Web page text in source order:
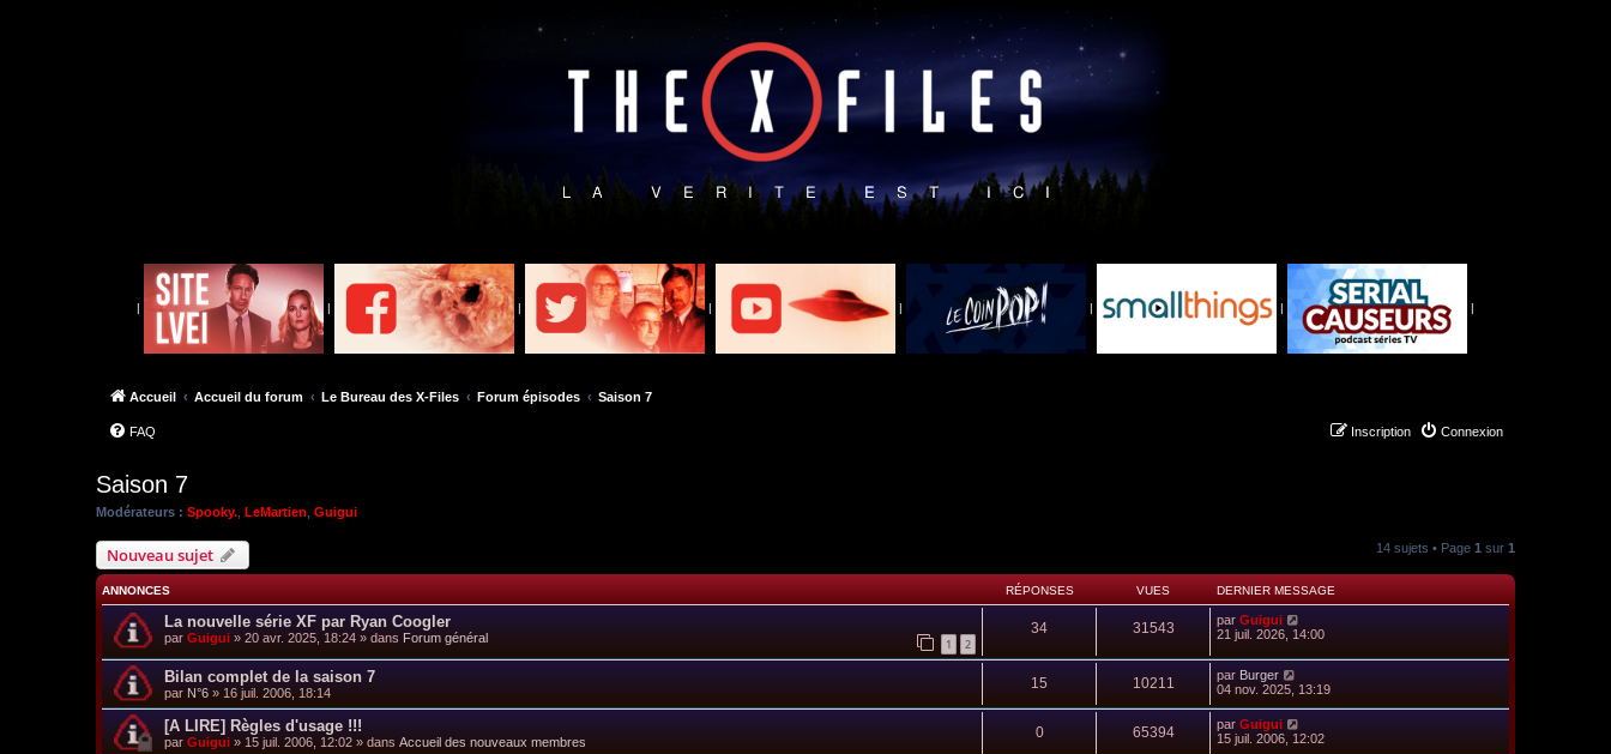
| | | | | | | |
Accueil Accueil du forum Le Bureau des X-Files Forum épisodes Saison 7
FAQ Connexion
Inscription
Saison 7
Modérateurs : Spooky. LeMartien Guigui
Nouveau sujet 14 sujets • Page 1 sur 1
ANNONCES RÉPONSES VUES DERNIER MESSAGE
La nouvelle série XF par Ryan Coogler
par Guigui » 20 avr. 2025, 18:24 » dans Forum général 1 2
34 31543 par Guigui
21 juil. 2026, 14:00
Bilan complet de la saison 7
par N°6 » 16 juil. 2006, 18:14
15 10211 par Burger
04 nov. 2025, 13:19
[A LIRE] Règles d'usage !!!
par Guigui » 15 juil. 2006, 12:02 » dans Accueil des nouveaux membres
0 65394 par Guigui
15 juil. 2006, 12:02